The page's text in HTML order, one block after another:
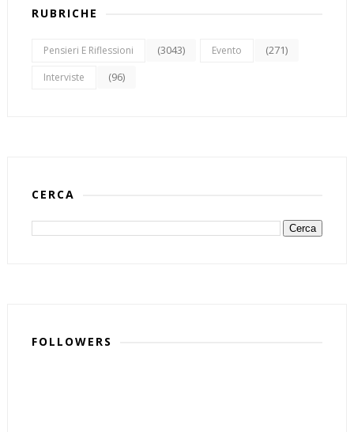
RUBRICHE
Pensieri E Riflessioni (3043) Evento (271)
Interviste (96)
CERCA
FOLLOWERS